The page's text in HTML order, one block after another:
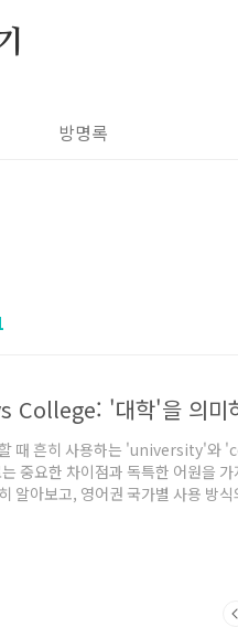
방명록
때 흔히 사용하는 'university'와
중요한 차이점과 독특한 어원을
알아보고, 영어권 국가별 사용 방
육 시스템에서의 적용6. 결론1.